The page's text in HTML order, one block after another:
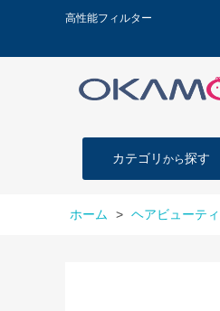
高性能フィルター
カテゴリ から探す
ホーム > ヘアビューティ